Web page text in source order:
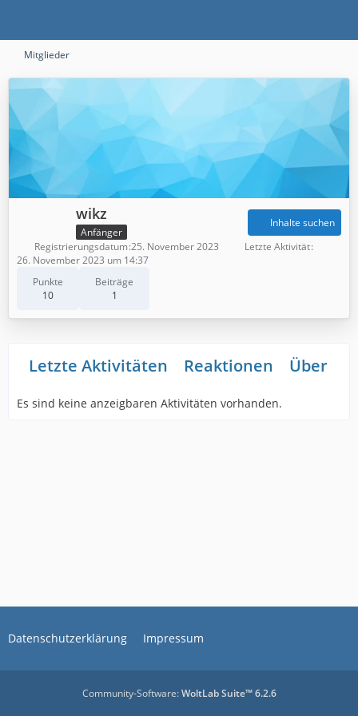
Mitglieder
wikz
Anfänger
Punkte
10
Beiträge
1
Inhalte suchen
Registrierungsdatum 25. November 2023
Letzte Aktivität
26. November 2023 um 14:37
Letzte Aktivitäten Reaktionen Über
Es sind keine anzeigbaren Aktivitäten vorhanden.
Datenschutzerklärung Impressum
Community-Software:WoltLab Suite™ 6.2.6